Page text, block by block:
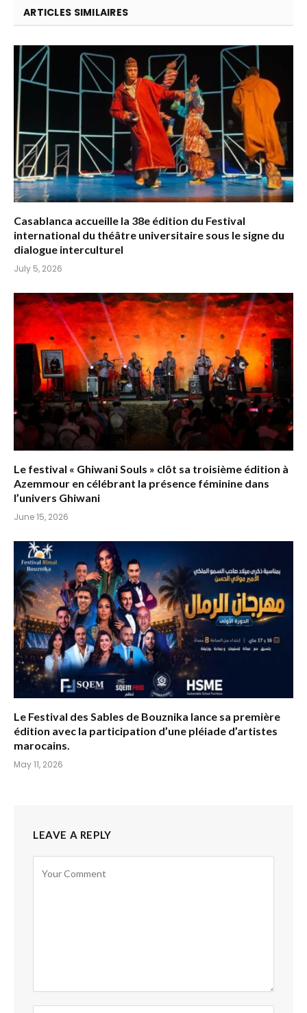
ARTICLES SIMILAIRES
Casablanca accueille la 38e édition du Festival
international du théâtre universitaire sous le signe du
dialogue interculturel
July 5, 2026
Le festival « Ghiwani Souls » clôt sa troisième édition à
Azemmour en célébrant la présence féminine dans
l’univers Ghiwani
June 15, 2026
Le Festival des Sables de Bouznika lance sa première
édition avec la participation d’une pléiade d’artistes
marocains.
May 11, 2026
LEAVE A REPLY